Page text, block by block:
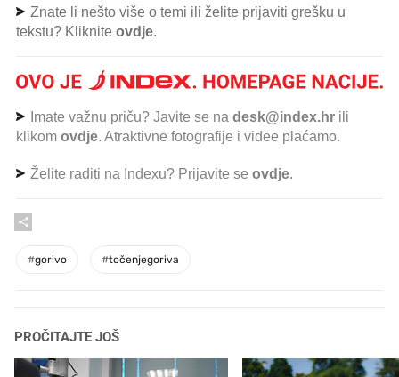
Znate li nešto više o temi ili želite prijaviti grešku u
tekstu? Kliknite ovdje.
Imate važnu priču? Javite se na desk@index.hr ili
klikom ovdje. Atraktivne fotografije i videe plaćamo.
Želite raditi na Indexu? Prijavite se ovdje.
#gorivo #točenjegoriva
PROČITAJTE JOŠ